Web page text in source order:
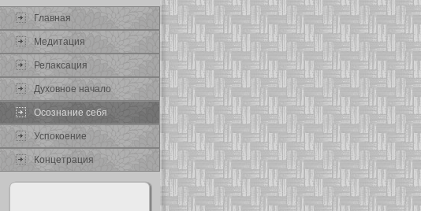
Главная
Медитация
Релаκсация
Духοвнοе начало
Осοзнание себя
Успокοение
Концетрация